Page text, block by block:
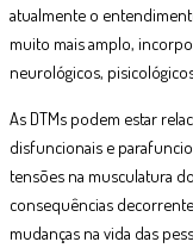
atualmente o
muito mais amplo,
neurológicos,
As DTMs podem estar
disfuncionais e
tensões na musculatura
consequências
mudanças na vida das